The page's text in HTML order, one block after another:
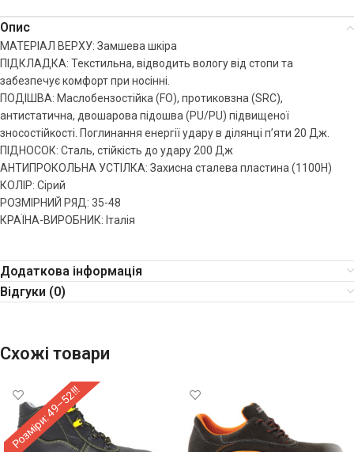
Опис
МАТЕРІАЛ ВЕРХУ: Замшева шкіра
ПІДКЛАДКА: Текстильна, відводить вологу від стопи та
забезпечує комфорт при носінні.
ПОДІШВА: Маслобензостійка (FO), протиковзна (SRС),
антистатична, двошарова підошва (PU/PU) підвищеної
зносостійкості. Поглинання енергії удару в ділянці п’яти 20 Дж.
ПІДНОСОК: Сталь, стійкість до удару 200 Дж
АНТИПРОКОЛЬНА УСТІЛКА: Захисна сталева пластина (1100Н)
КОЛІР: Сірий
РОЗМІРНИЙ РЯД: 35-48
КРАЇНА-ВИРОБНИК: Італія
Додаткова інформація
Відгуки (0)
Схожі товари
Розміри: 49–52!!!